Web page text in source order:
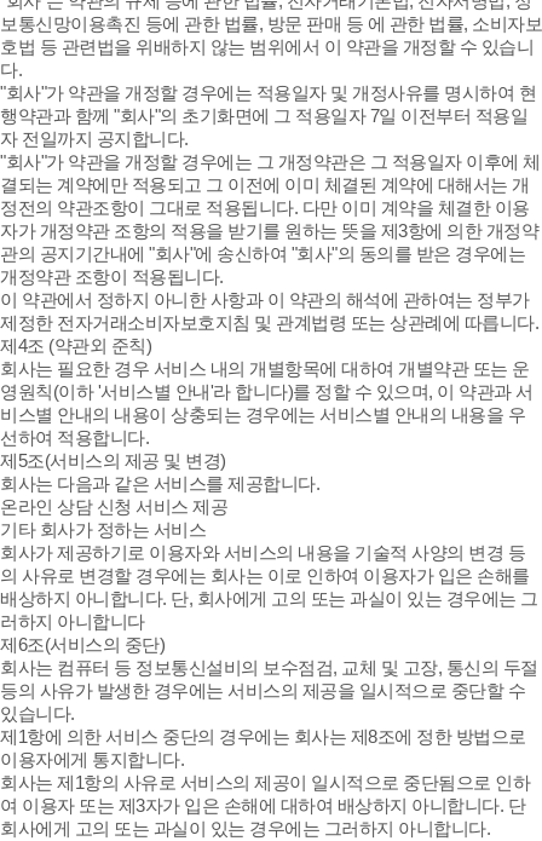
보통신망이용촉진 등에 관한 법률, 방문 판매 등 에 관한 법률, 소비자보
호법 등 관련법을 위배하지 않는 범위에서 이 약관을 개정할 수 있습니
다.
"회사"가 약관을 개정할 경우에는 적용일자 및 개정사유를 명시하여 현
행약관과 함께 "회사"의 초기화면에 그 적용일자 7일 이전부터 적용일
자 전일까지 공지합니다.
"회사"가 약관을 개정할 경우에는 그 개정약관은 그 적용일자 이후에 체
결되는 계약에만 적용되고 그 이전에 이미 체결된 계약에 대해서는 개
정전의 약관조항이 그대로 적용됩니다. 다만 이미 계약을 체결한 이용
자가 개정약관 조항의 적용을 받기를 원하는 뜻을 제3항에 의한 개정약
관의 공지기간내에 "회사"에 송신하여 "회사"의 동의를 받은 경우에는
개정약관 조항이 적용됩니다.
이 약관에서 정하지 아니한 사항과 이 약관의 해석에 관하여는 정부가
제정한 전자거래소비자보호지침 및 관계법령 또는 상관례에 따릅니다.
제4조 (약관외 준칙)
회사는 필요한 경우 서비스 내의 개별항목에 대하여 개별약관 또는 운
영원칙(이하 '서비스별 안내'라 합니다)를 정할 수 있으며, 이 약관과 서
비스별 안내의 내용이 상충되는 경우에는 서비스별 안내의 내용을 우
선하여 적용합니다.
제5조(서비스의 제공 및 변경)
회사는 다음과 같은 서비스를 제공합니다.
온라인 상담 신청 서비스 제공
기타 회사가 정하는 서비스
회사가 제공하기로 이용자와 서비스의 내용을 기술적 사양의 변경 등
의 사유로 변경할 경우에는 회사는 이로 인하여 이용자가 입은 손해를
배상하지 아니합니다. 단, 회사에게 고의 또는 과실이 있는 경우에는 그
러하지 아니합니다
제6조(서비스의 중단)
회사는 컴퓨터 등 정보통신설비의 보수점검, 교체 및 고장, 통신의 두절
등의 사유가 발생한 경우에는 서비스의 제공을 일시적으로 중단할 수
있습니다.
제1항에 의한 서비스 중단의 경우에는 회사는 제8조에 정한 방법으로
이용자에게 통지합니다.
회사는 제1항의 사유로 서비스의 제공이 일시적으로 중단됨으로 인하
여 이용자 또는 제3자가 입은 손해에 대하여 배상하지 아니합니다. 단
회사에게 고의 또는 과실이 있는 경우에는 그러하지 아니합니다.